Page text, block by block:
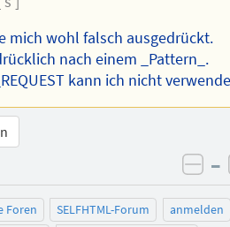
mich wohl falsch ausgedrückt.
nach einem _Pattern_.
kann ich nicht
–
Foren SELFHTML-Forum
anmelden